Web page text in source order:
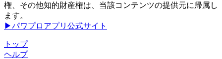
権、その他知的財産権は、当該コンテンツの提供元に帰属し
ます。
▶パワプロアプリ公式サイト
トップ
ヘルプ